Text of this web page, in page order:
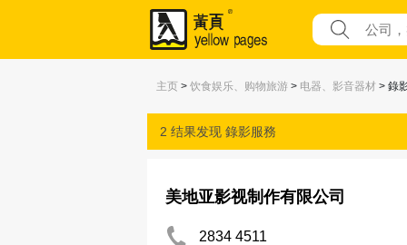
主页 > 饮食娱乐、购物旅游 > 电器、影音器材 > 錄
2 结果发现 錄影服務
美地亚影视制作有限公司
2834 4511